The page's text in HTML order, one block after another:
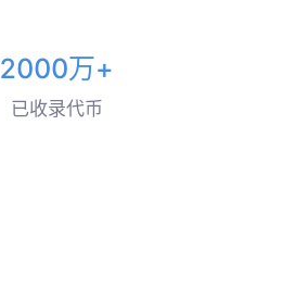
2000万+
已收录代币